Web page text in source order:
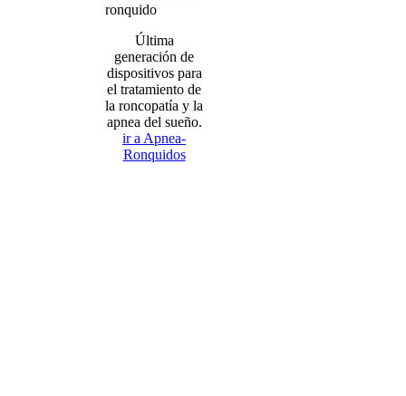
Última
generación de
dispositivos para
el tratamiento de
la roncopatía y la
apnea del sueño.
ir a Apnea-
Ronquidos